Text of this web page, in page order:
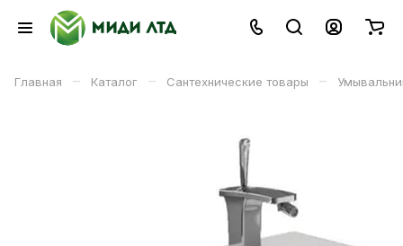
Главная – Каталог – Сантехнические товары –